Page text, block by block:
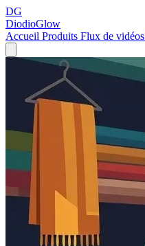
DG
DiodioGlow
Accueil Produits Flux de vidéos